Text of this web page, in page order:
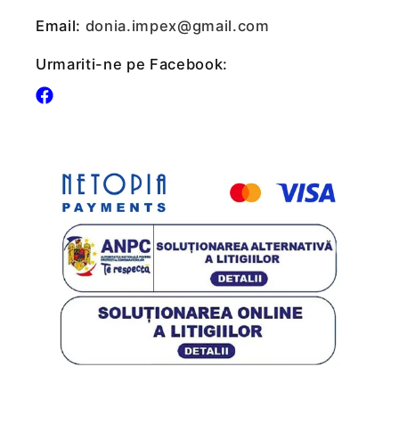
Email: donia.impex@gmail.com
Urmariti-ne pe Facebook:
Facebook